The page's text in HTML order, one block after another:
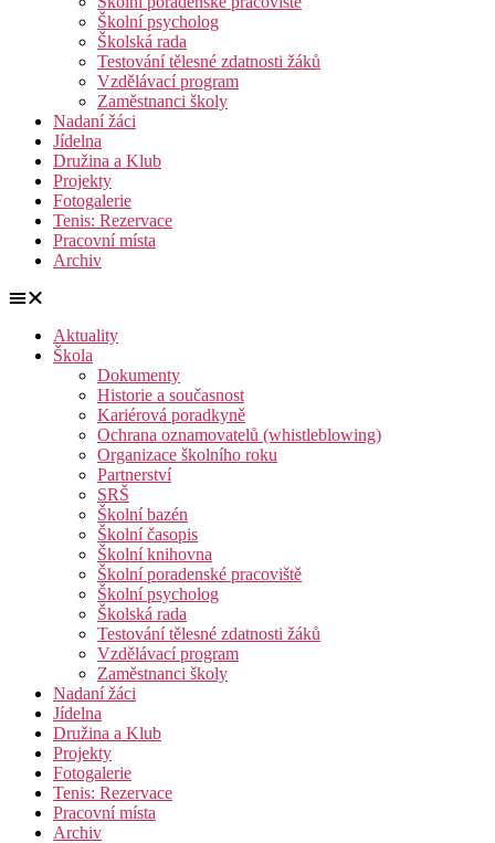
Školní psycholog
Školská rada
Testování tělesné zdatnosti žáků
Vzdělávací program
Zaměstnanci školy
Nadaní žáci
Jídelna
Družina a Klub
Projekty
Fotogalerie
Tenis: Rezervace
Pracovní místa
Archiv
Aktuality
Škola
Dokumenty
Historie a současnost
Kariérová poradkyně
Ochrana oznamovatelů (whistleblowing)
Organizace školního roku
Partnerství
SRŠ
Školní bazén
Školní časopis
Školní knihovna
Školní poradenské pracoviště
Školní psycholog
Školská rada
Testování tělesné zdatnosti žáků
Vzdělávací program
Zaměstnanci školy
Nadaní žáci
Jídelna
Družina a Klub
Projekty
Fotogalerie
Tenis: Rezervace
Pracovní místa
Archiv